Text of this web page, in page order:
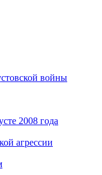
войны
2008 года
агрессии